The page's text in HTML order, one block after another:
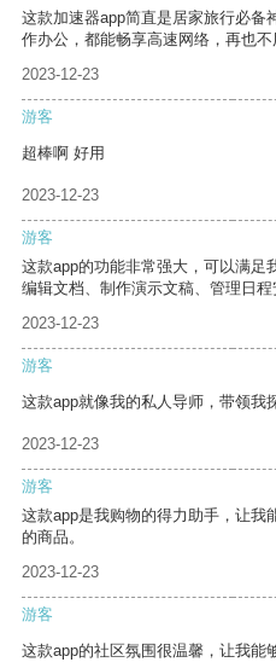
这款加速器app简直是居家旅行必备
作办公，都能畅享高速网络，再也不
2023-12-23
游客
超棒啊 好用
2023-12-23
游客
这款app的功能非常强大，可以满足
编辑文档、制作演示文稿、管理日程
2023-12-23
游客
这款app就像我的私人导师，带领我
2023-12-23
游客
这款app是我购物的得力助手，让我
的商品。
2023-12-23
游客
这款app的社区氛围很温馨，让我能